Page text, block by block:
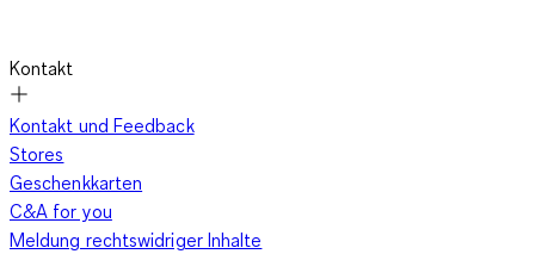
Kontakt
Kontakt und Feedback
Stores
Geschenkkarten
C&A for you
Meldung rechtswidriger Inhalte